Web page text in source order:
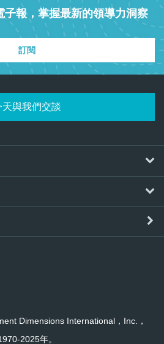
子報，掌握最新的領導力洞察
訂閱
天與我們交談
Dimensions International，Inc.，
2025年。